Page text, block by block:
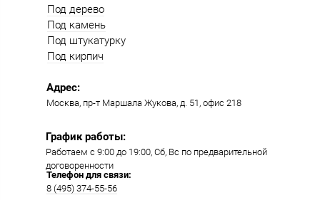
Под дерево
Под камень
Под штукатурку
Под кирпич
Работаем с 9:00 до 19:00​, Сб, Вс по предварительной
договоренности
Москва, пр-т Маршала Жукова, д. 51, офис 218​​
Адрес:
График работы:
Телефон для связи:
8 (495) 374-55-56​